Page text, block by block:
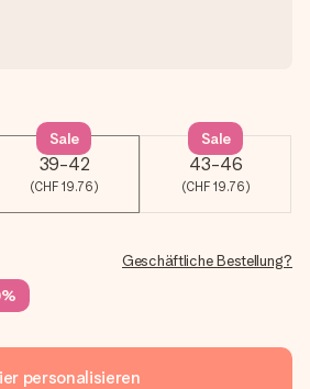
39-42
(CHF 19.76)
Sale
43-46
(CHF 19.76)
Sale
Geschäftliche Bestellung?
personalisieren